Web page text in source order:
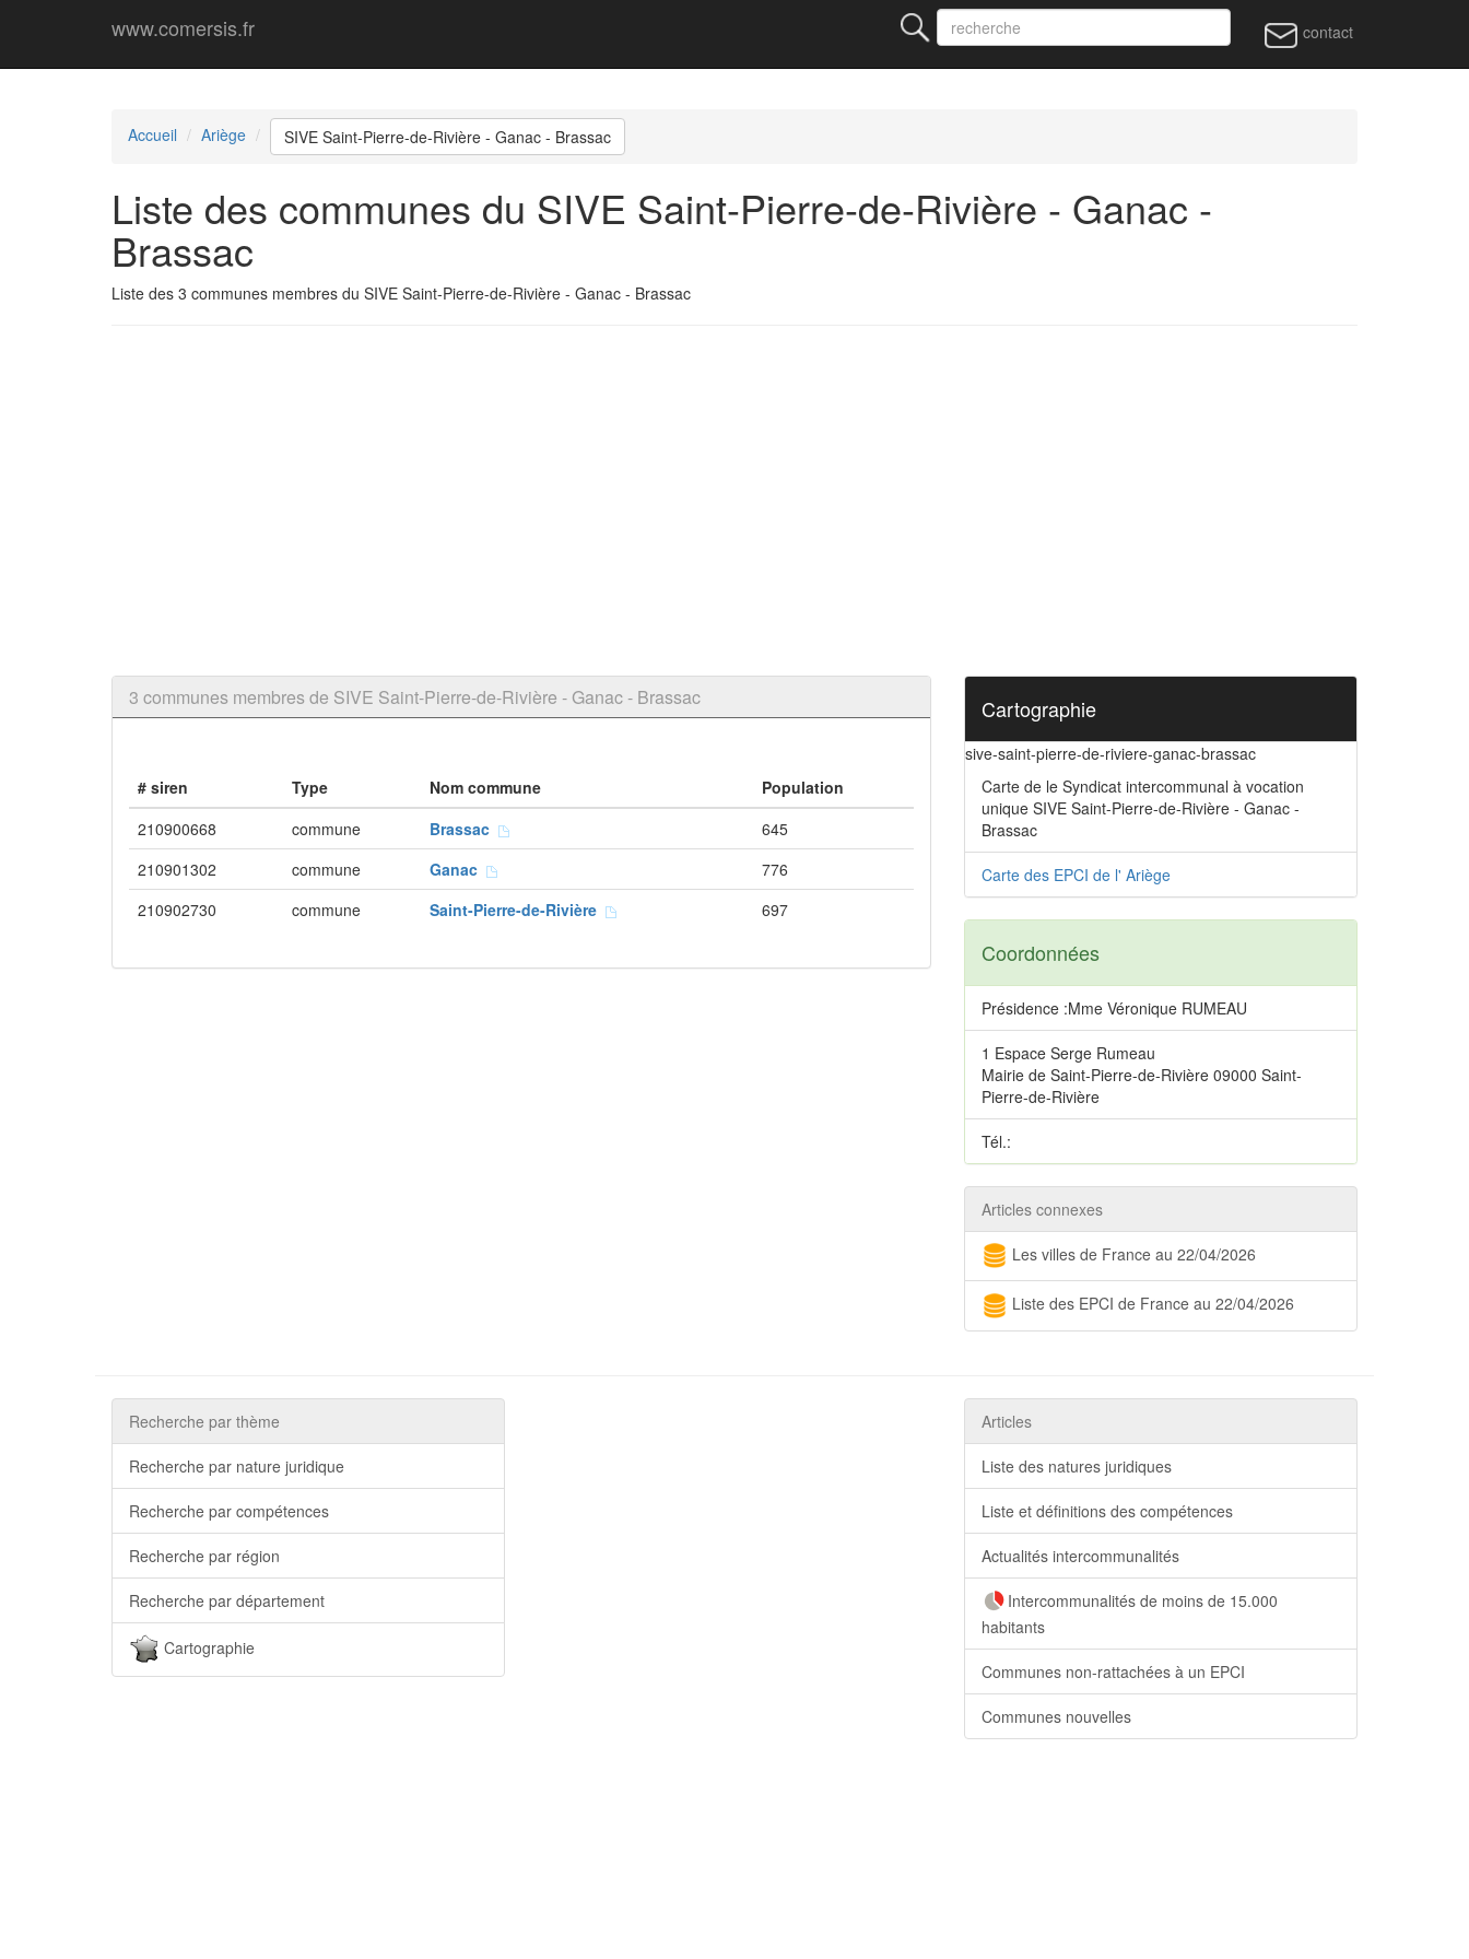
www.comersis.fr contact
Accueil Ariège SIVE Saint-Pierre-de-Rivière - Ganac - Brassac
Liste des communes du SIVE Saint-Pierre-de-Rivière - Ganac -
Brassac
Liste des 3 communes membres du SIVE Saint-Pierre-de-Rivière - Ganac - Brassac
3 communes membres de SIVE Saint-Pierre-de-Rivière - Ganac - Brassac
# siren Type Nom commune
Population
210900668
commune Brassac
645
210901302
commune Ganac
776
210902730
commune Saint-Pierre-de-Rivière 697
Cartographie
sive-saint-pierre-de-riviere-ganac-brassac
Carte de le Syndicat intercommunal à vocation
unique SIVE Saint-Pierre-de-Rivière - Ganac -
Brassac
Carte des EPCI de l' Ariège
Coordonnées
Présidence :Mme Véronique RUMEAU
1 Espace Serge Rumeau
Mairie de Saint-Pierre-de-Rivière 09000 Saint-
Pierre-de-Rivière
Tél.:
Articles connexes
Les villes de France au 22/04/2026
Liste des EPCI de France au 22/04/2026
Recherche par thème
Recherche par nature juridique
Recherche par compétences
Recherche par région
Recherche par département
Cartographie
Articles
Liste des natures juridiques
Liste et définitions des compétences
Actualités intercommunalités
Intercommunalités de moins de 15.000
habitants
Communes non-rattachées à un EPCI
Communes nouvelles